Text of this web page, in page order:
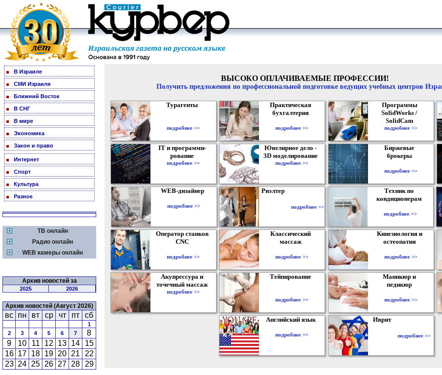
В Израиле
СМИ Израиля
Ближний Восток
В СНГ
В мире
Экономика
Закон и право
Интернет
Спорт
Культура
Разное
ТВ онлайн
Радио онлайн
WEB камеры онлайн
Архив новостей за
2025 2026
Архив новостей (Август 2026)
вс пн вт ср чт пт сб
1
2
3 4 5 6 7
8
9
10 11 12 13 14
15
16 17 18 19 20 21
22
23 24 25 26 27 28 29
ВЫСОКО ОПЛАЧИВАЕМЫЕ ПРОФЕССИИ!
Получить предложения по профессиональной подготовке ведущих учебных центров
Турагенты
подробнее >>
Практическая
бухгалтерия
подробнее >>
Программы
SolidWorks /
SolidCam
подробнее >>
IT и программи-
рование
подробнее >>
Ювелирное дело -
3D моделирование
подробнее >>
Биржевые
брокеры
подробнее >>
WEB-дизайнер
подробнее >>
Риэлтер
подробнее >>
Техник по
кондиционерам
подробнее >>
Оператор станков
CNC
подробнее >>
Классический
массаж
подробнее >>
Кинезиология и
остеопатия
подробнее >>
Акупрессура и
точечный массаж
подробнее >>
Тейпирование
подробнее >>
Маникюр и
педикюр
подробнее >>
Английский язык
подробнее >>
Иврит
подробнее >>